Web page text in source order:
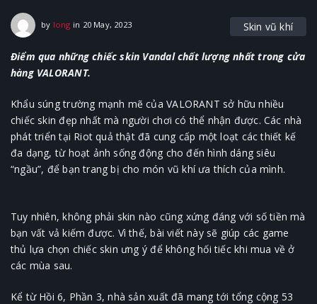
by long in 20 May, 2023 Skin vũ khí
Điểm qua những chiếc skin Vandal chất lượng nhất trong cửa
hàng VALORANT.
Khẩu súng trường mạnh mẽ của VALORANT sở hữu nhiều
chiếc skin đẹp nhất mà người chơi có thể nhận được. Các nhà
phát triển tại Riot quả thật đã cung cấp một loạt các thiết kế
đa dạng, từ hoạt ảnh sống động cho đến hình dáng siêu
“ngầu”, để bạn trang bị cho món vũ khí ưa thích của mình.
Tuy nhiên, không phải skin nào cũng xứng đáng với số tiền mà
bạn vất vả kiếm được. Vì thế, bài viết này sẽ giúp các game
thủ lựa chọn chiếc skin ưng ý để không hối tiếc khi mua về ở
các mùa sau.
Kể từ Hồi 6, Phần 3, nhà sản xuất đã mang tới tổng cộng 53